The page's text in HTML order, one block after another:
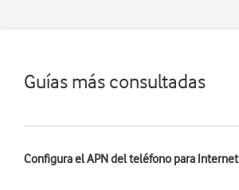
Guías más consultadas
Configura el APN del teléfono para Internet